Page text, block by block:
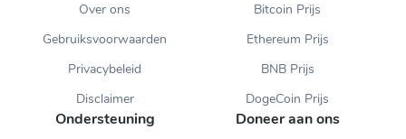
Over ons
Gebruiksvoorwaarden
Privacybeleid
Disclaimer
Bitcoin Prijs
Ethereum Prijs
BNB Prijs
DogeCoin Prijs
Ondersteuning Doneer aan ons